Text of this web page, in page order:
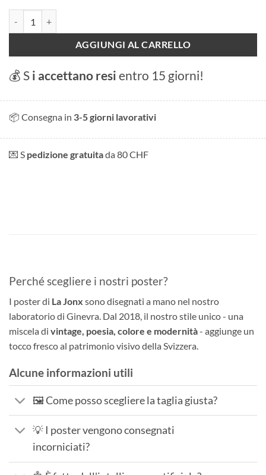
AGGIUNGI AL CARRELLO
💰 S i accettano resi entro 15 giorni!
📦 Consegna in 3-5 giorni lavorativi
💌 S pedizione gratuitada 80 CHF
Perché scegliere i nostri poster?
I poster di La Jonx sono disegnati a mano nel nostro
laboratorio di Ginevra. Dal 2018, il nostro stile unico - una
miscela di vintage, poesia, colore e modernità- aggiunge un
tocco fresco al patrimonio visivo della Svizzera.
Alcune informazioni utili
🖼️ Come posso scegliere la taglia giusta?
💡 I poster vengono consegnati
incorniciati?